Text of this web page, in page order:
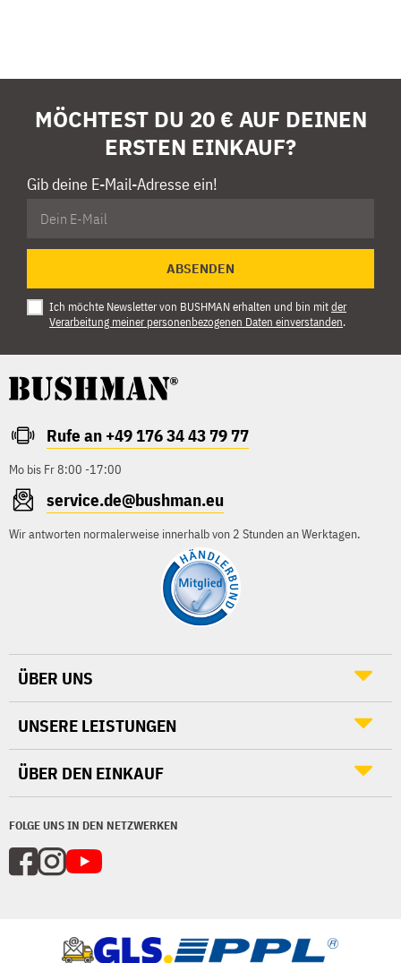
MÖCHTEST DU 20 € AUF DEINEN
ERSTEN EINKAUF?
Gib deine E-Mail-Adresse ein!
ABSENDEN
Ich möchte Newsletter von BUSHMAN erhalten und bin mitder
Verarbeitung meiner personenbezogenen Daten einverstanden.
Rufe an +49 176 34 43 79 77
Mo bis Fr 8:00 -17:00
service.de@bushman.eu
Wir antworten normalerweise innerhalb von 2 Stunden an Werktagen.
FOLGE UNS IN DEN NETZWERKEN
ÜBER UNS
UNSERE LEISTUNGEN
ÜBER DEN EINKAUF